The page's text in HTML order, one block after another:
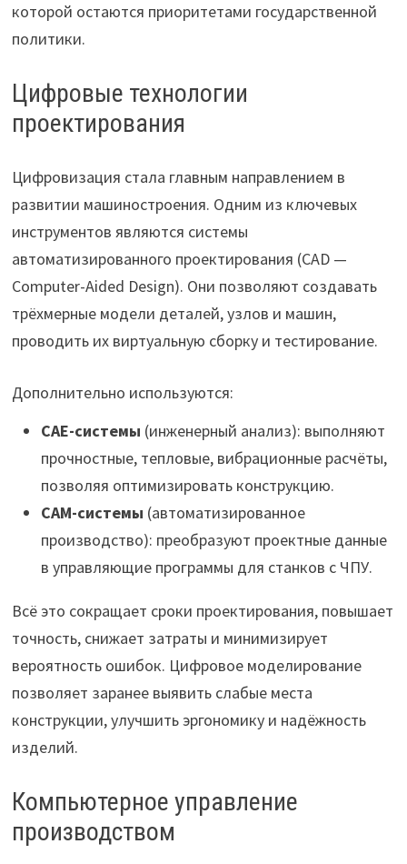
которой остаются приоритетами государственной
политики.
Цифровые технологии
проектирования
Цифровизация стала главным направлением в
развитии машиностроения. Одним из ключевых
инструментов являются системы
автоматизированного проектирования (CAD —
Computer-Aided Design). Они позволяют создавать
трёхмерные модели деталей, узлов и машин,
проводить их виртуальную сборку и тестирование.
Дополнительно используются:
CAE-системы (инженерный анализ): выполняют
прочностные, тепловые, вибрационные расчёты,
позволяя оптимизировать конструкцию.
CAM-системы (автоматизированное
производство): преобразуют проектные данные
в управляющие программы для станков с ЧПУ.
Всё это сокращает сроки проектирования, повышает
точность, снижает затраты и минимизирует
вероятность ошибок. Цифровое моделирование
позволяет заранее выявить слабые места
конструкции, улучшить эргономику и надёжность
изделий.
Компьютерное управление
производством